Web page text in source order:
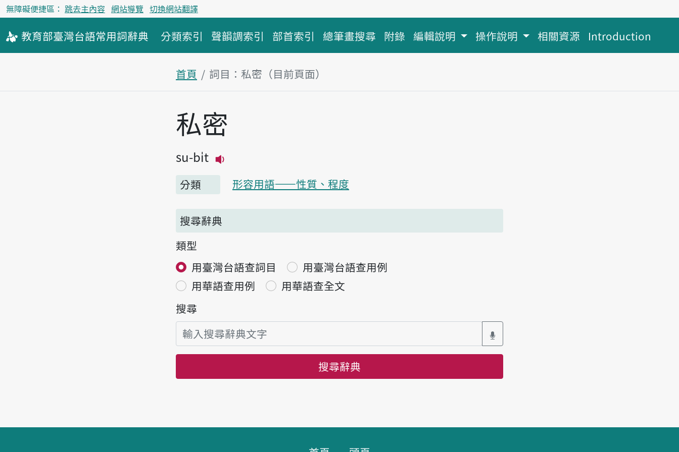
無障礙便捷區： 跳去主內容 網站導覽 切換網站翻譯
教育部臺灣台語常用詞辭典 分類索引 聲韻調索引 部首索引 總筆畫搜尋 附錄 編輯說明 操作說明 相關資源 Introduction
首頁 詞目：私密（目前頁面）
主內容區塊
私密
su-bi̍t
分類
形容用語——性質、程度
搜尋辭典
類型
用臺灣台語查詞目
用臺灣台語查用例
用華語查用例
用華語查全文
搜尋
搜尋辭典